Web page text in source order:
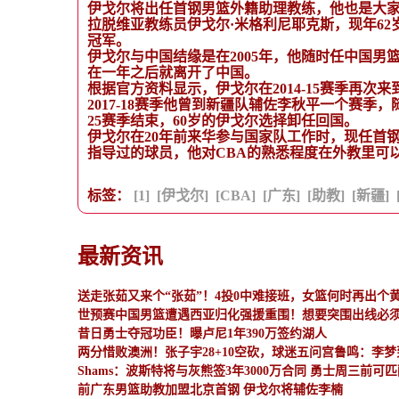
伊戈尔将出任首钢男篮外籍助理教练，他也是大
拉脱维亚教练员伊戈尔·米格利尼耶克斯，现年
冠军。
伊戈尔与中国结缘是在2005年，他随时任中国男
在一年之后就离开了中国。
根据官方资料显示，伊戈尔在2014-15赛季再次
2017-18赛季他曾到新疆队辅佐李秋平一个赛季
25赛季结束，60岁的伊戈尔选择卸任回国。
伊戈尔在20年前来华参与国家队工作时，现任首
指导过的球员，他对CBA的熟悉程度在外教里可
标签： [1] [伊戈尔] [CBA] [广东] [助教] [新疆]
最新资讯
送走张茹又来个“张茹”！4投0中难接班，女篮何时再出个
世预赛中国男篮遭遇西亚归化强援重围！想要突围出线必
昔日勇士夺冠功臣！曝卢尼1年390万签约湖人
两分惜败澳洲！张子宇28+10空砍，球迷五问宫鲁鸣：李
Shams：波斯特将与灰熊签3年3000万合同 勇士周三前可
前广东男篮助教加盟北京首钢 伊戈尔将辅佐李楠